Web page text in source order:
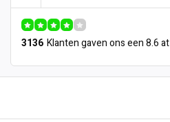
3136 Klanten gaven ons een 8.6 at